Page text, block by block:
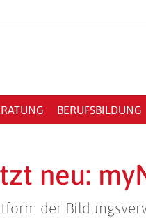
BERUFSBILDUNG
neu:
der